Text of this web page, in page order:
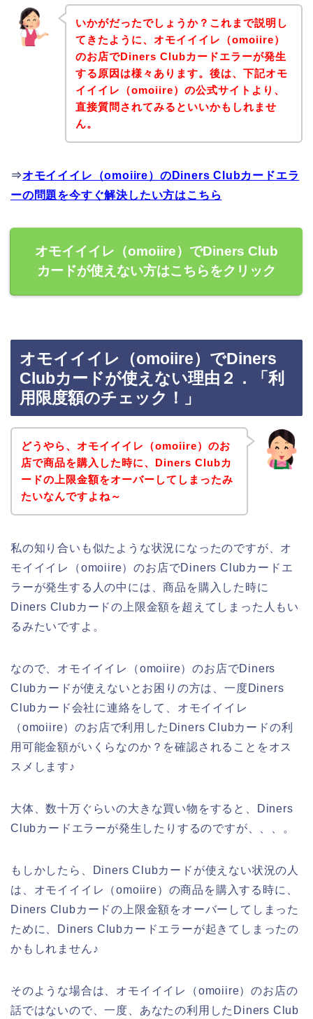
いかがだったでしょうか？これまで説明し
てきたように、オモイイイレ（omoiire）
のお店でDiners Clubカードエラーが発生
する原因は様々あります。後は、下記オモ
イイイレ（omoiire）の公式サイトより、
直接質問されてみるといいかもしれませ
ん。
⇒オモイイイレ（omoiire）のDiners Clubカードエラ
ーの問題を今すぐ解決したい方はこちら
オモイイイレ（omoiire）でDiners Club
カードが使えない方はこちらをクリック
オモイイイレ（omoiire）でDiners
Clubカードが使えない理由２．「利
用限度額のチェック！」
どうやら、オモイイイレ（omoiire）のお
店で商品を購入した時に、Diners Clubカ
ードの上限金額をオーバーしてしまったみ
たいなんですよね～
私の知り合いも似たような状況になったのですが、オ
モイイイレ（omoiire）のお店でDiners Clubカードエ
ラーが発生する人の中には、商品を購入した時に
Diners Clubカードの上限金額を超えてしまった人もい
るみたいですよ。
なので、オモイイイレ（omoiire）のお店でDiners
Clubカードが使えないとお困りの方は、一度Diners
Clubカード会社に連絡をして、オモイイイレ
（omoiire）のお店で利用したDiners Clubカードの利
用可能金額がいくらなのか？を確認されることをオス
スメします♪
大体、数十万ぐらいの大きな買い物をすると、Diners
Clubカードエラーが発生したりするのですが、、、。
もしかしたら、Diners Clubカードが使えない状況の人
は、オモイイイレ（omoiire）の商品を購入する時に、
Diners Clubカードの上限金額をオーバーしてしまった
ために、Diners Clubカードエラーが起きてしまったの
かもしれません♪
そのような場合は、オモイイイレ（omoiire）のお店の
話ではないので、一度、あなたの利用したDiners Club